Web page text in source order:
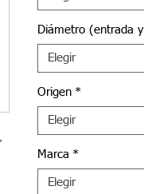
Diámetro (entrada
Elegir
Origen *
Elegir
Marca *
Elegir